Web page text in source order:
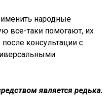
народные
все-таки помогают, их
консультации с
является редька.